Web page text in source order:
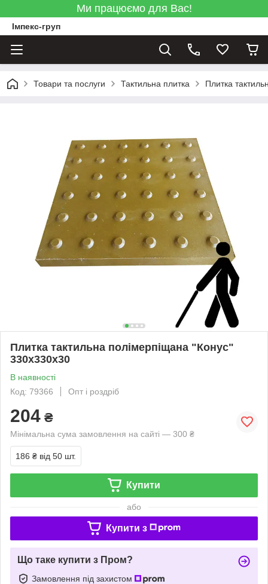
Ми працюємо для Вас!
Імпекс-груп
Товари та послуги Тактильна плитка Плитка
Плитка тактильна полімерпіщана "Конус"
330х330х30
В наявності
Код: 79366
Опт і роздріб
204 ₴
Мінімальна сума замовлення на сайті — 300 ₴
186 ₴ від 50 шт.
Купити
або
Купити з
Що таке купити з Пром?
Замовлення під захистом